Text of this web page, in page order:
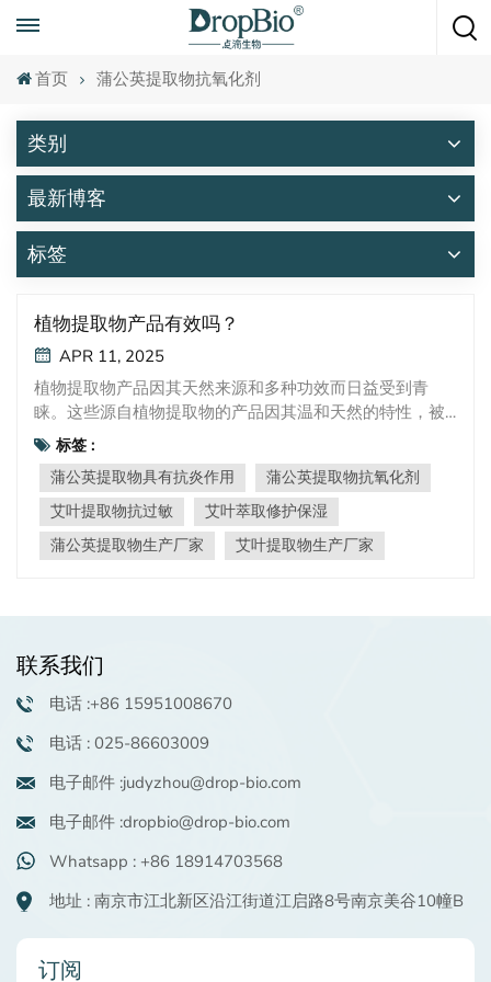
+86 15951008670
首页 蒲公英提取物抗氧化剂
类别
最新博客
标签
植物提取物产品有效吗？
APR 11, 2025
植物提取物产品因其天然来源和多种功效而日益受到青
睐。这些源自植物提取物的产品因其温和天然的特性，被
广泛应用于化妆品、护肤品和保健品中。本文将介绍两款
植物提取物产品——DropBotatur® 美国航空 和
DropBotatur® 贸易关系管理—并探讨它们的来源、特性和
实际应用。DropBotatur® AAL 来源于菊科植物艾蒿的干
燥叶。它含有挥发油、黄酮类化合物、有机酸、矿物质、
蛋白质以及维生素 A、B1、B2 和 C 等活性成分。经特殊
DropBotatur® TRM 萃取自菊科植物蒲公英的全草（含
根），含有蒲公英甾醇、胆碱、菊粉、果胶和皂苷等成
分。添加到洗面奶、按摩霜和洗发水等化妆品中，可有效
和抗炎功效。添加到牙膏中，有助于治疗牙周炎、牙龈炎
和口腔溃疡，并有助于稳固牙齿。综上所述， 植物提取物
产品 植物提取物具有广泛的益处。无论用于护肤品、化妆
品还是保健品，它们都能改善皮肤健康，并为消费者提供
植物提取物产品的应用领域必将进一步拓展。 如果您对我
们的产品感兴趣并想了解更多详细信息，请联系
标签 :
蒲公英提取物具有抗炎作用
蒲公英提取物抗氧化剂
艾叶提取物抗过敏
艾叶萃取修护保湿
蒲公英提取物生产厂家
艾叶提取物生产厂家
联系我们
电话 :+86 15951008670
电话 : 025-86603009
电子邮件 :judyzhou@drop-bio.com
电子邮件 :dropbio@drop-bio.com
Whatsapp : +86 18914703568
地址 : 南京市江北新区沿江街道江启路8号南京美谷10幢B
订阅